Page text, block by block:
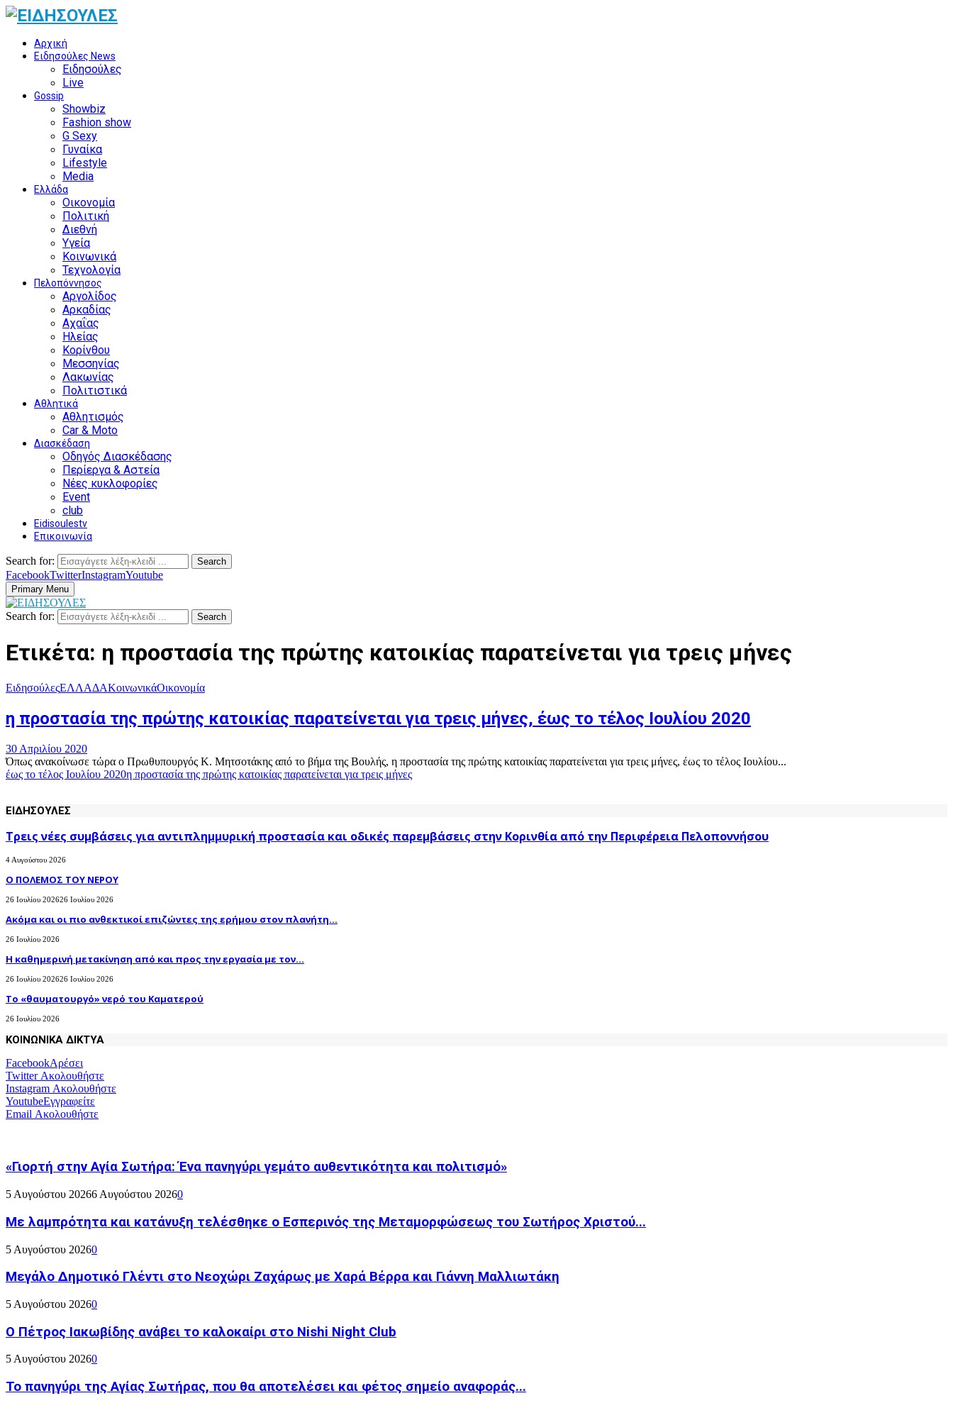
Αρχική
Ειδησούλες News
Ειδησούλες
Live
Gossip
Showbiz
Fashion show
G Sexy
Γυναίκα
Lifestyle
Media
Ελλάδα
Οικονομία
Πολιτική
Διεθνή
Υγεία
Κοινωνικά
Τεχνολογία
Πελοπόννησος
Αργολίδος
Αρκαδίας
Αχαΐας
Ηλείας
Κορίνθου
Μεσσηνίας
Λακωνίας
Πολιτιστικά
Αθλητικά
Αθλητισμός
Car & Moto
Διασκέδαση
Οδηγός Διασκέδασης
Περίεργα & Αστεία
Νέες κυκλοφορίες
Event
club
Eidisoulestv
Επικοινωνία
Search for: Search
FacebookTwitterInstagramYoutube
Primary Menu
Search for: Search
Ετικέτα: η προστασία της πρώτης κατοικίας παρατείνεται για τρεις μήνες
ΕιδησούλεςΕΛΛΑΔΑΚοινωνικάΟικονομία
η προστασία της πρώτης κατοικίας παρατείνεται για τρεις μήνες, έως το τέλος Ιουλίου 2020
30 Απριλίου 2020
Όπως ανακοίνωσε τώρα ο Πρωθυπουργός Κ. Μητσοτάκης από το βήμα της Βουλής, η προστασία της πρώτης κατοικίας παρατείνεται για τρεις μήνες, έως το τέλος Ιουλίου...
έως το τέλος Ιουλίου 2020η προστασία της πρώτης κατοικίας παρατείνεται για τρεις μήνες
ΕΙΔΗΣΟΥΛΕΣ
Τρεις νέες συμβάσεις για αντιπλημμυρική προστασία και οδικές παρεμβάσεις στην Κορινθία από την Περιφέρεια Πελοποννήσου
4 Αυγούστου 2026
Ο ΠΟΛΕΜΟΣ ΤΟΥ ΝΕΡΟΥ
26 Ιουλίου 202626 Ιουλίου 2026
Ακόμα και οι πιο ανθεκτικοί επιζώντες της ερήμου στον πλανήτη...
26 Ιουλίου 2026
H καθημερινή μετακίνηση από και προς την εργασία με τον...
26 Ιουλίου 202626 Ιουλίου 2026
Το «θαυματουργό» νερό του Καματερού
26 Ιουλίου 2026
ΚΟΙΝΩΝΙΚΑ ΔΙΚΤΥΑ
FacebookΑρέσει
TwitterΑκολουθήστε
Instagram Ακολουθήστε
YoutubeΕγγραφείτε
Email Ακολουθήστε
«Γιορτή στην Αγία Σωτήρα: Ένα πανηγύρι γεμάτο αυθεντικότητα και πολιτισμό»
5 Αυγούστου 20266 Αυγούστου 20260
Με λαμπρότητα και κατάνυξη τελέσθηκε ο Εσπερινός της Μεταμορφώσεως του Σωτήρος Χριστού...
5 Αυγούστου 20260
Μεγάλο Δημοτικό Γλέντι στο Νεοχώρι Ζαχάρως με Χαρά Βέρρα και Γιάννη Μαλλιωτάκη
5 Αυγούστου 20260
Ο Πέτρος Ιακωβίδης ανάβει το καλοκαίρι στο Nishi Night Club
5 Αυγούστου 20260
Το πανηγύρι της Αγίας Σωτήρας, που θα αποτελέσει και φέτος σημείο αναφοράς...